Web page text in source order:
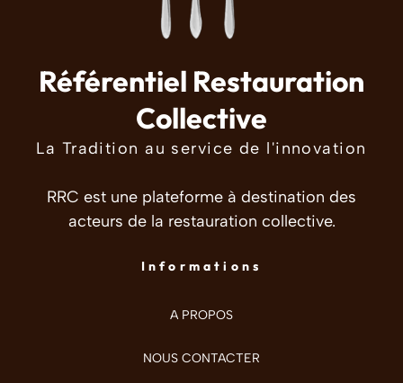
Référentiel Restauration
Collective
La Tradition au service de l'innovation
RRC est une plateforme à destination des
acteurs de la restauration collective.
Informations
A PROPOS
NOUS CONTACTER